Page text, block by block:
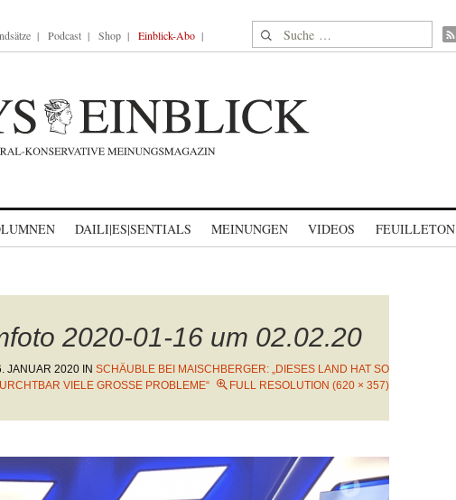
Podcast Shop Einblick-Abo Suche nach:
DAILI|ES|SENTIALS MEINUNGEN VIDEOS FEUILLETON
2020-01-16 um 02.02.20
JANUAR 2020 IN SCHÄUBLE BEI MAISCHBERGER: „DIESES LAND HAT SO
VIELE GROSSE PROBLEME“
FULL RESOLUTION (620 × 357)